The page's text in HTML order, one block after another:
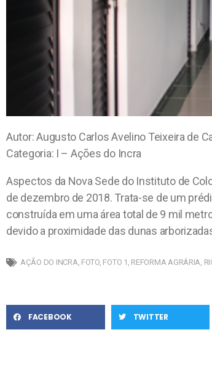
Autor: Augusto Carlos Avelino Teixeira de
Categoria: I – Ações do Incra
Aspectos da Nova Sede do Instituto de
de dezembro de 2018. Trata-se de um
construída em uma área total de 9 mil
devido a proximidade das dunas
AÇÃO DO INCRA, FOTO, FOTO 1 , REFORMA AGRÁRIA,
FACEBOOK TWITTER